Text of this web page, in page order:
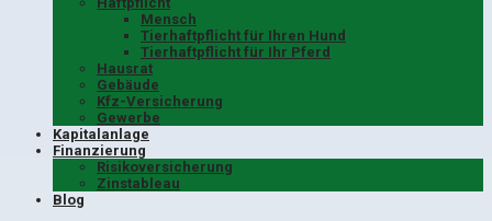
Mensch
Tierhaftpflicht für Ihren Hund
Tierhaftpflicht für Ihr Pferd
Hausrat
Gebäude
Kfz-Versicherung
Gewerbe
Kapitalanlage
Finanzierung
Risikoversicherung
Zinstableau
Blog